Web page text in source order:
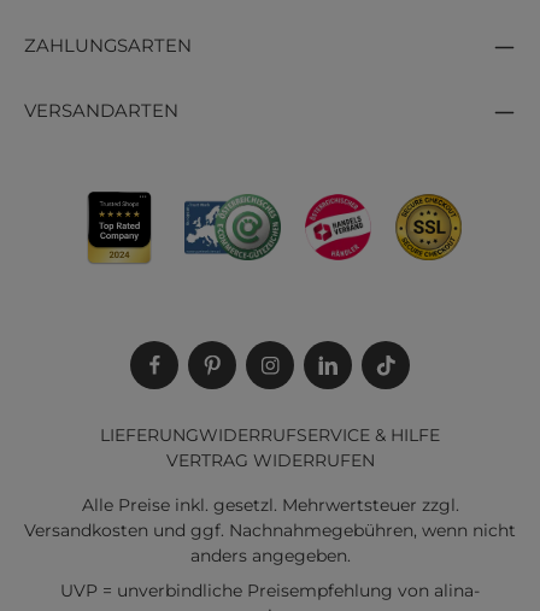
ZAHLUNGSARTEN
VERSANDARTEN
LIEFERUNGWIDERRUFSERVICE & HILFE
VERTRAG WIDERRUFEN
Alle Preise inkl. gesetzl. Mehrwertsteuer zzgl.
Versandkosten und ggf. Nachnahmegebühren, wenn nicht
anders angegeben.
UVP = unverbindliche Preisempfehlung von alina-